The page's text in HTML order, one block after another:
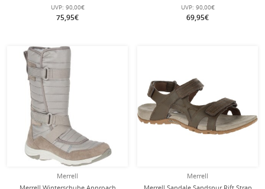
UVP: 90,00€
75,95€
UVP: 90,00€
69,95€
Merrell
Merrell